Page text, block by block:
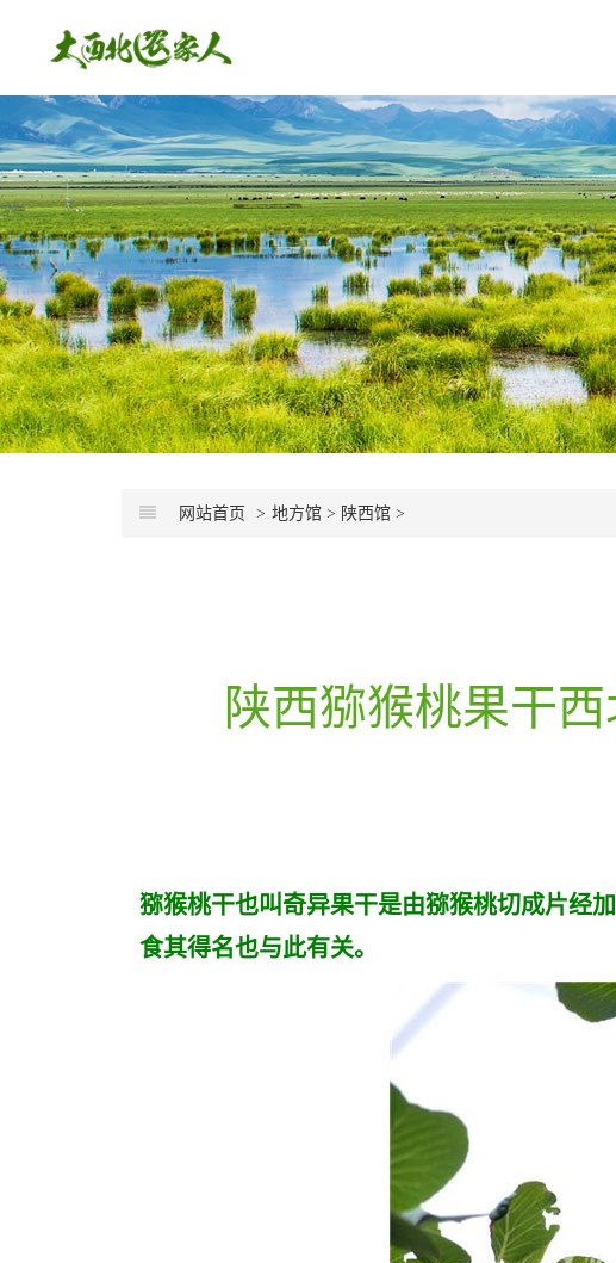
网站首页 地方馆 > 陕西馆 >
陕西猕猴桃果干
猕猴桃干也叫奇异果干是由猕猴桃切成片经
食其得名也与此有关。